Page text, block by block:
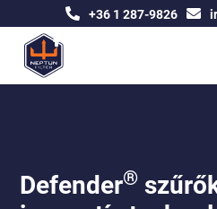
+36 1 287-9826
Defender®